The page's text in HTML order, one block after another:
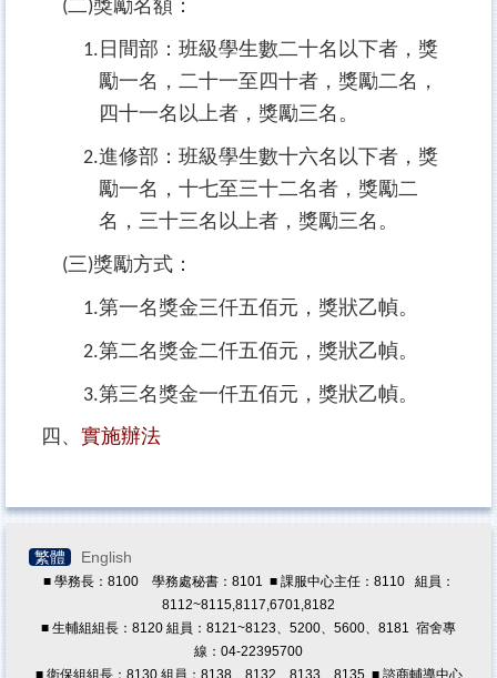
( )
1.日間部：班級學生數二十名以下者，獎
勵一名，二十一至四十者，獎勵二名，
四十一名以上者，獎勵三名。
2.進修部：班級學生數十六名以下者，獎
勵一名，十七至三十二名者，獎勵二
名，三十三名以上者，獎勵三名。
(三)獎勵方式：
1.第一名獎金三仟五佰元，獎狀乙幀。
2.第二名獎金二仟五佰元，獎狀乙幀。
3.第三名獎金一仟五佰元，獎狀乙幀。
四、 實施辦法
繁體 English
■ 學務長：8100 學務處秘書：8101 ■ 課服中心主任：8110 組員：
8112~8115,8117,6701,8182
■ 生輔組組長：8120 組員：8121~8123、5200、5600、8181 宿舍專
線：04-22395700